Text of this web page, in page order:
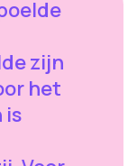
zijn
het
is